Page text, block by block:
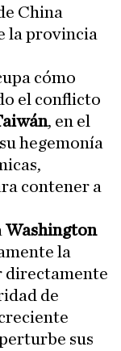
China
la provincia
cómo
el conflicto
, en el
hegemonía
contener a
Washington
la
directamente
de
sus